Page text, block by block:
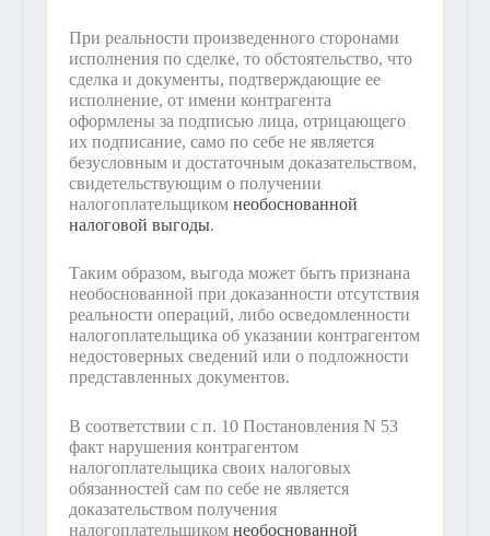
При реальности произведенного сторонами
исполнения по сделке, то обстоятельство, что
сделка и документы, подтверждающие ее
исполнение, от имени контрагента
оформлены за подписью лица, отрицающего
их подписание, само по себе не является
безусловным и достаточным доказательством,
свидетельствующим о получении
налогоплательщиком необоснованной
налоговой выгоды.
Таким образом, выгода может быть признана
необоснованной при доказанности отсутствия
реальности операций, либо осведомленности
налогоплательщика об указании контрагентом
недостоверных сведений или о подложности
представленных документов.
В соответствии с п. 10 Постановления N 53
факт нарушения контрагентом
налогоплательщика своих налоговых
обязанностей сам по себе не является
доказательством получения
налогоплательщиком необоснованной